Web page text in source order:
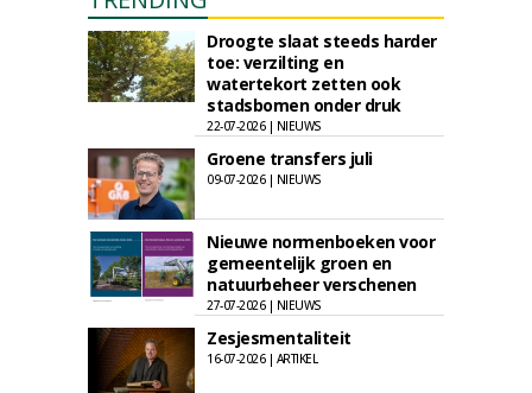
Droogte slaat steeds harder
toe: verzilting en
watertekort zetten ook
stadsbomen onder druk
22-07-2026 | NIEUWS
Groene transfers juli
09-07-2026 | NIEUWS
Nieuwe normenboeken voor
gemeentelijk groen en
natuurbeheer verschenen
27-07-2026 | NIEUWS
Zesjesmentaliteit
16-07-2026 | ARTIKEL